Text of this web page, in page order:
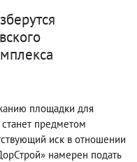
площадки для
предметом
иск в отношении
намерен подать